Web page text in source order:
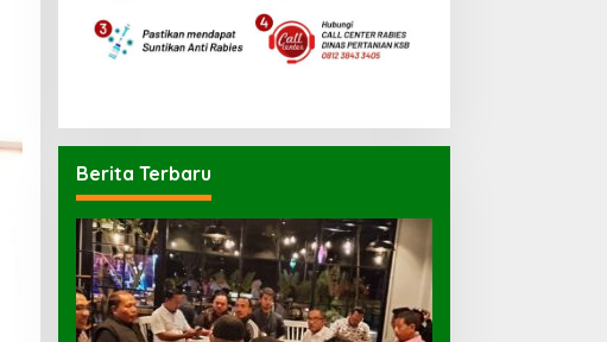
Berita Terbaru